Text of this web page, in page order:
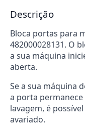
Descrição
Bloca portas para
482000028131. O
a sua máquina
aberta.
Se a sua máquina
a porta
lavagem, é
avariado.